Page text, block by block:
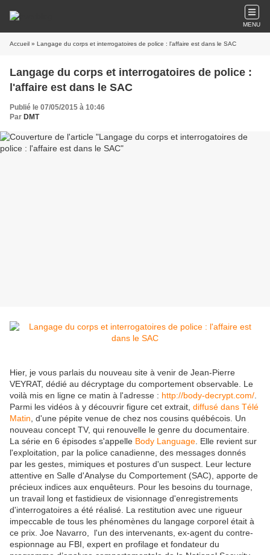
MENU
Accueil » Langage du corps et interrogatoires de police : l'affaire est dans le SAC
Langage du corps et interrogatoires de police :
l'affaire est dans le SAC
Publié le 07/05/2015 à 10:46
Par DMT
Hier, je vous parlais du nouveau site à venir de Jean-Pierre
VEYRAT, dédié au décryptage du comportement observable. Le
voilà mis en ligne ce matin à l'adresse : http://body-decrypt.com/
Parmi les vidéos à y découvrir figure cet extrait, diffusé dans Télé
Matin , d'une pépite venue de chez nos cousins québécois. Un
nouveau concept TV, qui renouvelle le genre du documentaire.
La série en 6 épisodes s'appelle Body Language . Elle revient sur
l'exploitation, par la police canadienne, des messages donnés
par les gestes, mimiques et postures d'un suspect. Leur lecture
attentive en Salle d'Analyse du Comportement (SAC), apporte de
précieux indices aux enquêteurs. Pour les besoins du tournage,
un travail long et fastidieux de visionnage d'enregistrements
d'interrogatoires a été réalisé. La restitution avec une rigueur
impeccable de tous les phénomènes du langage corporel était à
ce prix. Joe Navarro, l'un des intervenants, ex-agent du contre-
espionnage au FBI, expert en profilage et fondateur du